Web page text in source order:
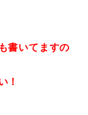
書いてますの
！